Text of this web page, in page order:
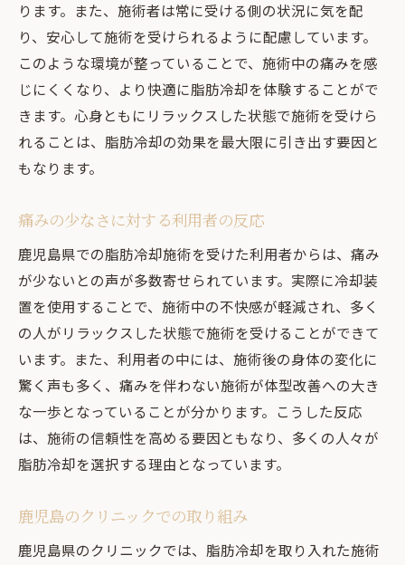
ります。また、施術者は常に受ける側の状況に気を配
り、安心して施術を受けられるように配慮しています。
このような環境が整っていることで、施術中の痛みを感
じにくくなり、より快適に脂肪冷却を体験することがで
きます。心身ともにリラックスした状態で施術を受けら
れることは、脂肪冷却の効果を最大限に引き出す要因と
もなります。
痛みの少なさに対する利用者の反応
鹿児島県での脂肪冷却施術を受けた利用者からは、痛み
が少ないとの声が多数寄せられています。実際に冷却装
置を使用することで、施術中の不快感が軽減され、多く
の人がリラックスした状態で施術を受けることができて
います。また、利用者の中には、施術後の身体の変化に
驚く声も多く、痛みを伴わない施術が体型改善への大き
な一歩となっていることが分かります。こうした反応
は、施術の信頼性を高める要因ともなり、多くの人々が
脂肪冷却を選択する理由となっています。
鹿児島のクリニックでの取り組み
鹿児島県のクリニックでは、脂肪冷却を取り入れた施術